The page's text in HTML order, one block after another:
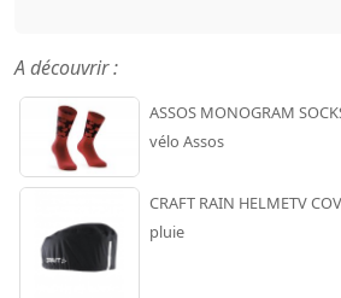
A découvrir :
ASSOS MONOGRAM
vélo Assos
CRAFT RAIN HELMETV
pluie